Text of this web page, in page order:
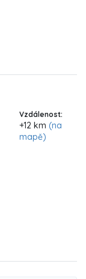
Vzdálenost:
+12 km (na
mapě)